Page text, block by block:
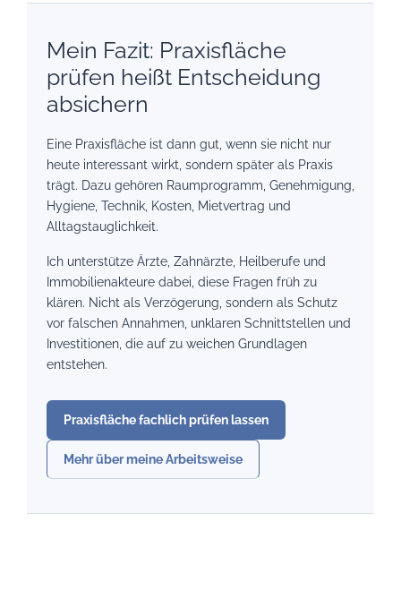
Mein Fazit: Praxisfläche
prüfen heißt Entscheidung
absichern
Eine Praxisfläche ist dann gut, wenn sie nicht nur
heute interessant wirkt, sondern später als Praxis
trägt. Dazu gehören Raumprogramm, Genehmigung,
Hygiene, Technik, Kosten, Mietvertrag und
Alltagstauglichkeit.
Ich unterstütze Ärzte, Zahnärzte, Heilberufe und
Immobilienakteure dabei, diese Fragen früh zu
klären. Nicht als Verzögerung, sondern als Schutz
vor falschen Annahmen, unklaren Schnittstellen und
Investitionen, die auf zu weichen Grundlagen
entstehen.
Praxisfläche fachlich prüfen lassen
Mehr über meine Arbeitsweise